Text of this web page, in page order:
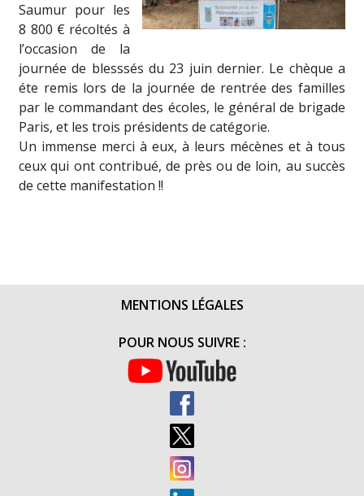
Saumur pour les
8 800 € récoltés à
l’occasion de la
journée de blesssés du 23 juin dernier. Le chèque a
éte remis lors de la journée de rentrée des familles
par le commandant des écoles, le général de brigade
Paris, et les trois présidents de catégorie.
Un immense merci à eux, à leurs mécènes et à tous
ceux qui ont contribué, de près ou de loin, au succès
de cette manifestation !!
MENTIONS LÉGALES
POUR NOUS SUIVRE :